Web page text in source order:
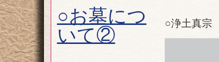
○浄土真宗
○お墓につ
いて②